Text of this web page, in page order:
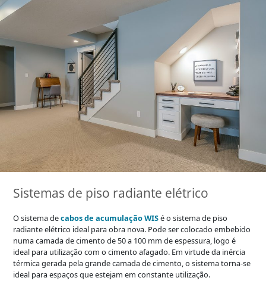
Sistemas de piso radiante elétrico
O sistema decabos de acumulação WISé o sistema de piso
radiante elétrico ideal para obra nova. Pode ser colocado embebido
numa camada de cimento de 50 a 100 mm de espessura, logo é
ideal para utilização com o cimento afagado. Em virtude da inércia
térmica gerada pela grande camada de cimento, o sistema torna-se
ideal para espaços que estejam em constante utilização.